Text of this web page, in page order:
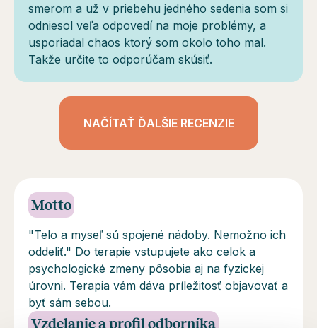
smerom a už v priebehu jedného sedenia som si
odniesol veľa odpovedí na moje problémy, a
usporiadal chaos ktorý som okolo toho mal.
Takže určite to odporúčam skúsiť.
NAČÍTAŤ ĎALŠIE RECENZIE
Motto
"Telo a myseľ sú spojené nádoby. Nemožno ich
oddeliť." Do terapie vstupujete ako celok a
psychologické zmeny pôsobia aj na fyzickej
úrovni. Terapia vám dáva príležitosť objavovať a
byť sám sebou.
Vzdelanie a profil odborníka